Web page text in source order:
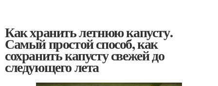
Как хранить летнюю капусту.
Самый простой способ, как
сохранить капусту свежей до
следующего лета